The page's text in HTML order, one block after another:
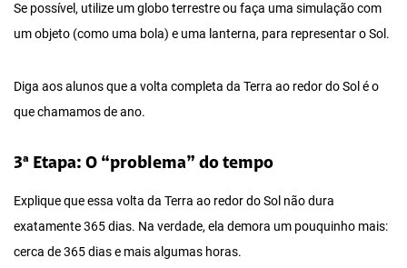
Se possível, utilize um globo terrestre ou faça uma simulação com
um objeto (como uma bola) e uma lanterna, para representar o Sol.
Diga aos alunos que a volta completa da Terra ao redor do Sol é o
que chamamos de ano.
3ª Etapa: O “problema” do tempo
Explique que essa volta da Terra ao redor do Sol não dura
exatamente 365 dias. Na verdade, ela demora um pouquinho mais:
cerca de 365 dias e mais algumas horas.